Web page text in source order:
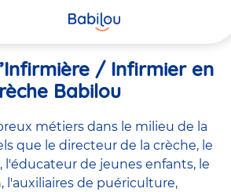
/ Infirmier en
Babilou
métiers dans le milieu de la
que le directeur de la crèche, le
, l'éducateur de jeunes enfants, le
, l'auxiliaires de puériculture,